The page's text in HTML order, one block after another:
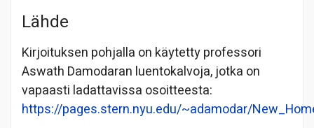
Lähde
Kirjoituksen pohjalla on käytetty professori
Aswath Damodaran luentokalvoja, jotka on
vapaasti ladattavissa osoitteesta:
https://pages.stern.nyu.edu/~adamodar/